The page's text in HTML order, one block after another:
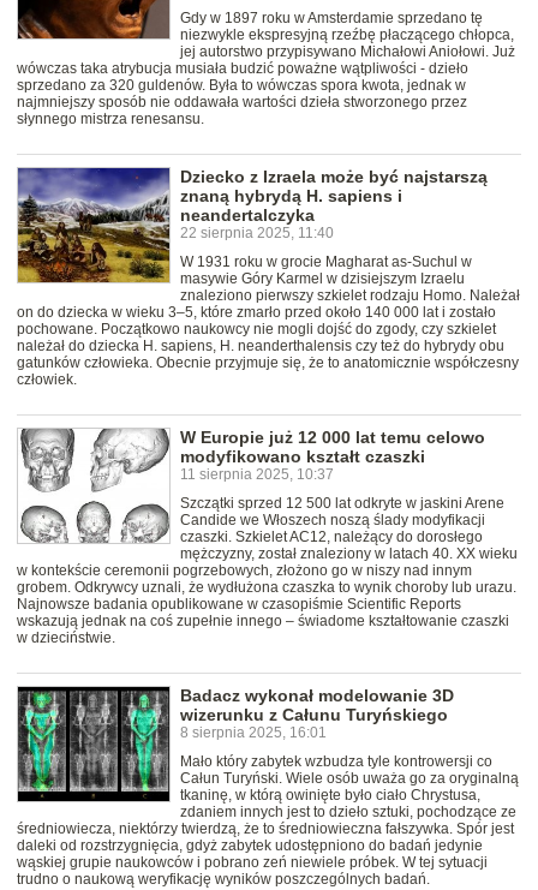
Gdy w 1897 roku w Amsterdamie sprzedano tę
niezwykle ekspresyjną rzeźbę płaczącego chłopca,
jej autorstwo przypisywano Michałowi Aniołowi. Już
wówczas taka atrybucja musiała budzić poważne wątpliwości - dzieło
sprzedano za 320 guldenów. Była to wówczas spora kwota, jednak w
najmniejszy sposób nie oddawała wartości dzieła stworzonego przez
słynnego mistrza renesansu.
Dziecko z Izraela może być najstarszą
znaną hybrydą H. sapiens i
neandertalczyka
22 sierpnia 2025, 11:40
W 1931 roku w grocie Magharat as-Suchul w
masywie Góry Karmel w dzisiejszym Izraelu
znaleziono pierwszy szkielet rodzaju Homo. Należał
on do dziecka w wieku 3–5, które zmarło przed około 140 000 lat i zostało
pochowane. Początkowo naukowcy nie mogli dojść do zgody, czy szkielet
należał do dziecka H. sapiens, H. neanderthalensis czy też do hybrydy obu
gatunków człowieka. Obecnie przyjmuje się, że to anatomicznie współczesny
człowiek.
W Europie już 12 000 lat temu celowo
modyfikowano kształt czaszki
11 sierpnia 2025, 10:37
Szczątki sprzed 12 500 lat odkryte w jaskini Arene
Candide we Włoszech noszą ślady modyfikacji
czaszki. Szkielet AC12, należący do dorosłego
mężczyzny, został znaleziony w latach 40. XX wieku
w kontekście ceremonii pogrzebowych, złożono go w niszy nad innym
grobem. Odkrywcy uznali, że wydłużona czaszka to wynik choroby lub urazu.
Najnowsze badania opublikowane w czasopiśmie Scientific Reports
wskazują jednak na coś zupełnie innego – świadome kształtowanie czaszki
w dzieciństwie.
Badacz wykonał modelowanie 3D
wizerunku z Całunu Turyńskiego
8 sierpnia 2025, 16:01
Mało który zabytek wzbudza tyle kontrowersji co
Całun Turyński. Wiele osób uważa go za oryginalną
tkaninę, w którą owinięte było ciało Chrystusa,
zdaniem innych jest to dzieło sztuki, pochodzące ze
średniowiecza, niektórzy twierdzą, że to średniowieczna fałszywka. Spór jest
daleki od rozstrzygnięcia, gdyż zabytek udostępniono do badań jedynie
wąskiej grupie naukowców i pobrano zeń niewiele próbek. W tej sytuacji
trudno o naukową weryfikację wyników poszczególnych badań.